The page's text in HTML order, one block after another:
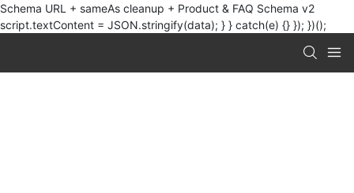
Schema URL + sameAs cleanup + Product & FAQ Schema v2
script.textContent = JSON.stringify(data); } } catch(e) {} }); })();